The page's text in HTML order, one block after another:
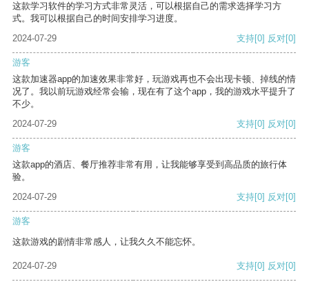
这款学习软件的学习方式非常灵活，可以根据自己的需求选择学习方
式。我可以根据自己的时间安排学习进度。
2024-07-29
支持[0] 反对[0]
游客
这款加速器app的加速效果非常好，玩游戏再也不会出现卡顿、掉线的情
况了。我以前玩游戏经常会输，现在有了这个app，我的游戏水平提升了
不少。
2024-07-29
支持[0] 反对[0]
游客
这款app的酒店、餐厅推荐非常有用，让我能够享受到高品质的旅行体
验。
2024-07-29
支持[0] 反对[0]
游客
这款游戏的剧情非常感人，让我久久不能忘怀。
2024-07-29 支持[0] 反对[0]